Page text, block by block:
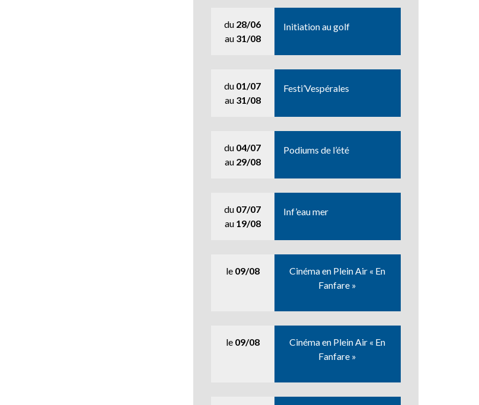
du 28/06
au 31/08
Initiation au golf
du 01/07
au 31/08
Festi’Vespérales
du 04/07
au 29/08
Podiums de l’été
du 07/07
au 19/08
Inf’eau mer
le 09/08
Cinéma en Plein Air « En
Fanfare »
le 09/08
Cinéma en Plein Air « En
Fanfare »